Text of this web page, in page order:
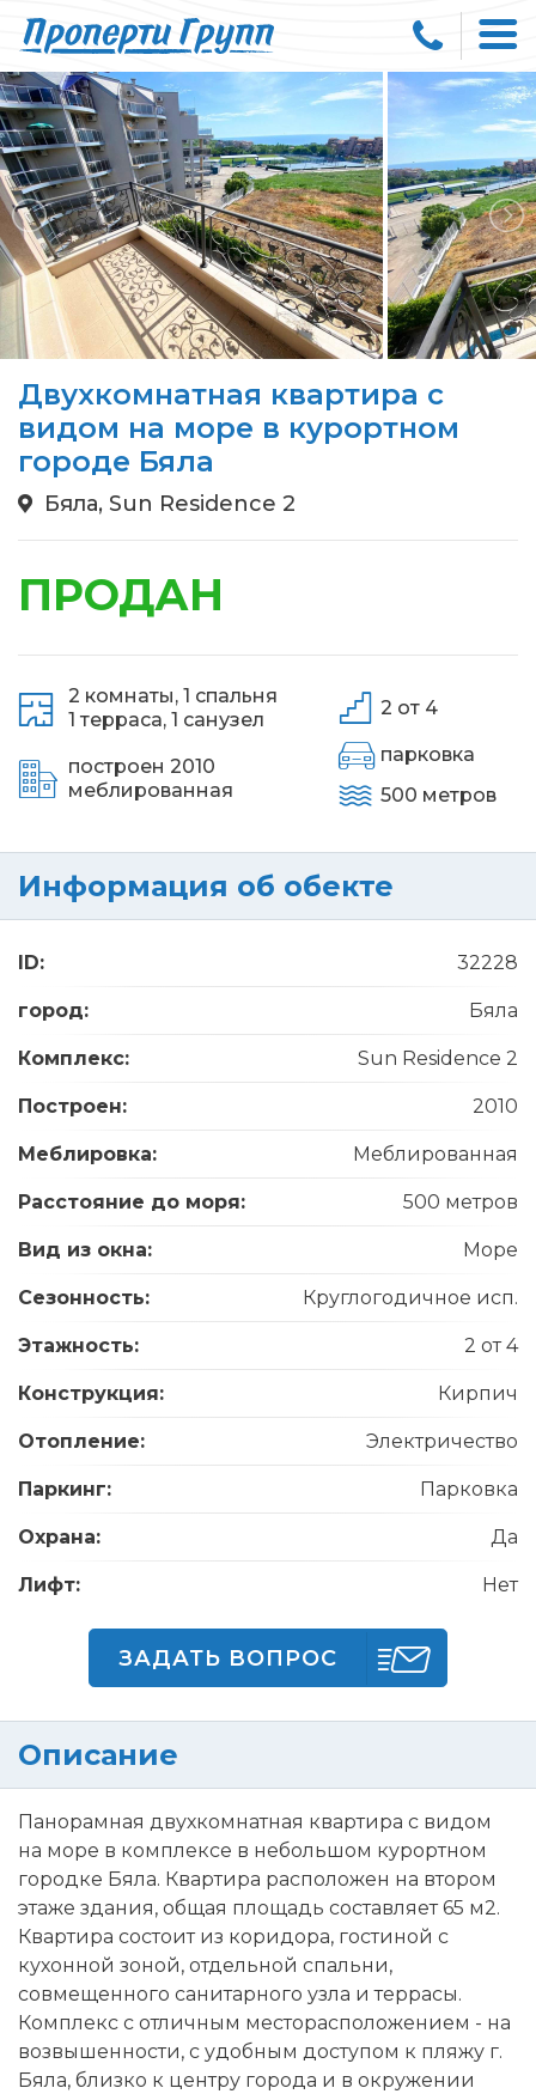
Двухкомнатная квартира с
видом на море в курортном
городе Бяла
Бяла, Sun Residence 2
ПРОДАН
2 комнаты, 1 спальня
1 терраса, 1 санузел
построен 2010
меблированная
2 от 4
парковка
500 метров
Информация об обекте
ID: 32228
город: Бяла
Комплекс: Sun Residence 2
Построен: 2010
Меблировка: Меблированная
Расстояние до моря: 500 метров
Вид из окна: Море
Сезонность: Круглогодичное исп.
Этажность: 2 от 4
Конструкция: Кирпич
Отопление: Электричество
Паркинг: Парковка
Охрана: Да
Лифт: Нет
ЗАДАТЬ ВОПРОС
Описание
Панорамная двухкомнатная квартира с видом
на море в комплексе в небольшом курортном
городке Бяла. Квартира расположен на втором
этаже здания, общая площадь составляет 65 м2.
Квартира состоит из коридора, гостиной с
кухонной зоной, отдельной спальни,
совмещенного санитарного узла и террасы.
Комплекс с отличным месторасположением - на
возвышенности, с удобным доступом к пляжу г.
Бяла, близко к центру города и в окружении